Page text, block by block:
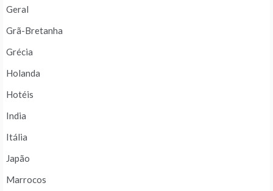
Geral
Grã-Bretanha
Grécia
Holanda
Hotéis
India
Itália
Japão
Marrocos